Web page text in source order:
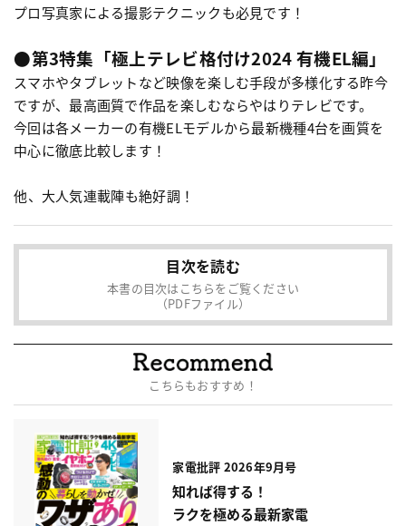
プロ写真家による撮影テクニックも必見です！
●第3特集「極上テレビ格付け2024 有機EL編」
スマホやタブレットなど映像を楽しむ手段が多様化する昨今
ですが、最高画質で作品を楽しむならやはりテレビです。
今回は各メーカーの有機ELモデルから最新機種4台を画質を
中心に徹底比較します！
他、大人気連載陣も絶好調！
目次を読む
本書の目次はこちらをご覧ください
（PDFファイル）
こちらもおすすめ！
家電批評 2026年9月号
知れば得する！
ラクを極める最新家電